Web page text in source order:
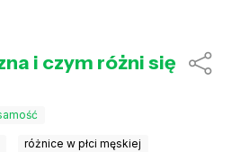
i czym różni się
różnice w płci męskiej